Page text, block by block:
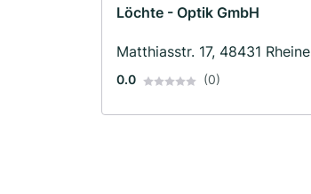
Löchte - Optik GmbH
Matthiasstr. 17, 48431 Rheine
0.0 (0)